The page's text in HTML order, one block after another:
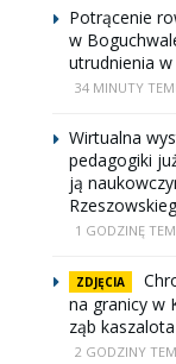
Potrącenie
w
utrudnienia w
34 MINUTY
Wirtualna
pedagogiki
ją
1 GODZINĘ
ZDJĘCIA
na granicy w
ząb
2 GODZINY